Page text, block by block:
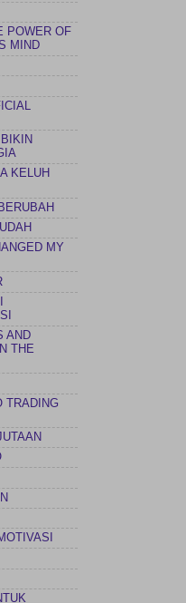
POWER OF
MIND
KELUH
MY
AND
THE
TRADING